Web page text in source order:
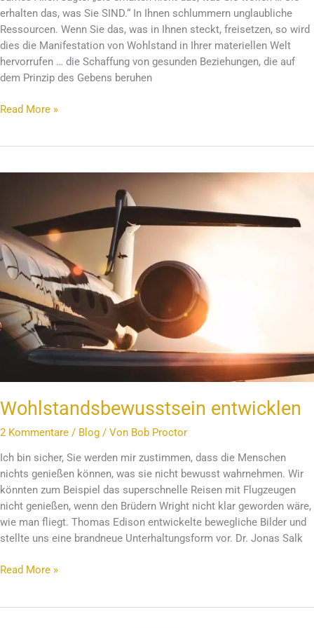
erhalten das, was Sie SIND.“ In Ihnen schlummern unglaubliche
Ressourcen. Wenn Sie das, was in Ihnen steckt, freisetzen, so wird
dies die Manifestation von Wohlstand in Ihrer materiellen Welt
hervorrufen … die Schaffung von gesunden Beziehungen, die auf
dem Prinzip des Gebens beruhen
Read More »
Wohlstandsbewusstsein entwicklen
2 Kommentare / Blog / Von Bob Proctor
Ich bin sicher, Sie werden mir zustimmen, dass die Menschen
nichts genießen können, was sie nicht bewusst wahrnehmen. Wir
könnten zum Beispiel das superschnelle Reisen mit Flugzeugen
nicht genießen, wenn den Brüdern Wright nicht klar geworden wäre,
wie man fliegt. Thomas Edison entwickelte bewegliche Bilder und
stellte uns eine brandneue Unterhaltungsform vor. Dr. Jonas Salk
Read More »